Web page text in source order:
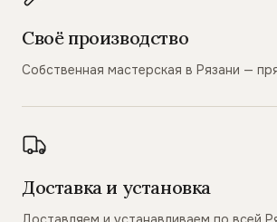
Своё производство
Собственная мастерская в Рязани —
Доставка и установка